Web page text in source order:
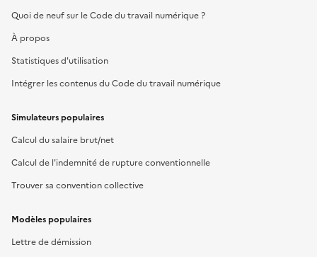
Quoi de neuf sur le Code du travail numérique ?
À propos
Statistiques d'utilisation
Intégrer les contenus du Code du travail numérique
Simulateurs populaires
Calcul du salaire brut/net
Calcul de l'indemnité de rupture conventionnelle
Trouver sa convention collective
Modèles populaires
Lettre de démission